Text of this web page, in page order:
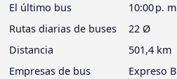
El último bus
10:00 p.
Rutas diarias de buses
22 Ø
Distancia
501,4 km
Empresas de bus
Expreso